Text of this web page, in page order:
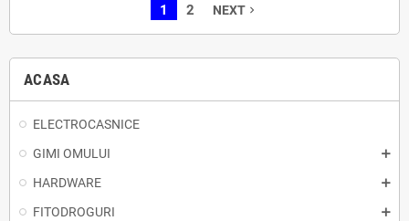
ACASA
ELECTROCASNICE
GIMI OMULUI
HARDWARE
FITODROGURI
1 2 NEXT navigate_next